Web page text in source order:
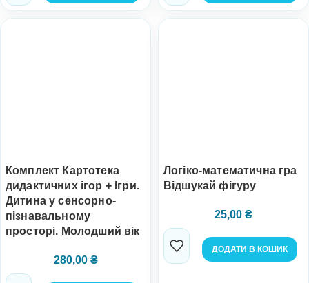
Комплект Картотека
дидактичних ігор + Ігри.
Дитина у сенсорно-
пізнавальному
просторі. Молодший вік
280,00 ₴
Логіко-математична гра
Відшукай фігуру
25,00 ₴
ДОДАТИ В КОШИК